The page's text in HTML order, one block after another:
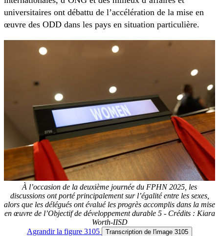
universitaires ont débattu de l’accélération de la mise en
œuvre des ODD dans les pays en situation particulière.
À l’occasion de la deuxième journée du FPHN 2025, les
discussions ont porté principalement sur l’égalité entre les sexes,
alors que les délégués ont évalué les progrès accomplis dans la mise
en œuvre de l’Objectif de développement durable 5 - Crédits : Kiara
Worth-IISD
Agrandirla figure 3105 Transcription de l'image 3105